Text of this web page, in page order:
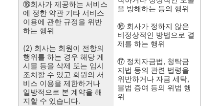
⑯회사가 제공하는 서비스
에 정한 약관 기타 서비스
이용에 관한 규정을 위반
하는 행위
(2) 회사는 회원이 전항의
행위를 하는 경우 해당 게
시물 등을 삭제 또는 임시
조치할 수 있고 회원의 서
비스 이용을 제한하거나
일방적으로 본 계약을 해
지할 수 있습니다.
을 방해하는 등의 행위
⑯ 회사가 정하지 않은
비정상적인 방법으로 결
제를 하는 행위
⑰ 정치자금법, 청탁금
지법 등의 관련 법령을
위반하거나 자금 세탁,
불법 증여 등의 위법 행
위